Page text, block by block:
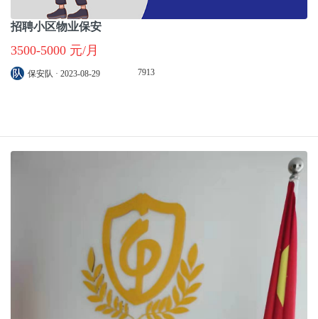
招聘小区物业保安
3500-5000 元/月
保安队 · 2023-08-29 7913